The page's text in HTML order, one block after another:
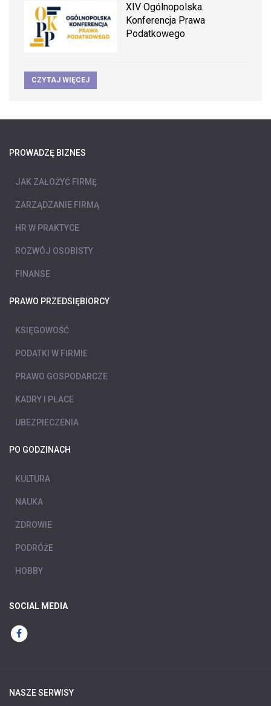
XIV Ogólnopolska
Konferencja Prawa
Podatkowego
CZYTAJ WIĘCEJ
PROWADZĘ BIZNES
JAK ZAŁOŻYĆ FIRMĘ
ZARZĄDZANIE FIRMĄ
HR W PRAKTYCE
ROZWÓJ OSOBISTY
FINANSE
PRAWO PRZEDSIĘBIORCY
KSIĘGOWOŚĆ
PODATKI W FIRMIE
PRAWO GOSPODARCZE
KADRY I PŁACE
UBEZPIECZENIA
PO GODZINACH
KULTURA
NAUKA
ZDROWIE
PODRÓŻE
HOBBY
SOCIAL MEDIA
NASZE SERWISY